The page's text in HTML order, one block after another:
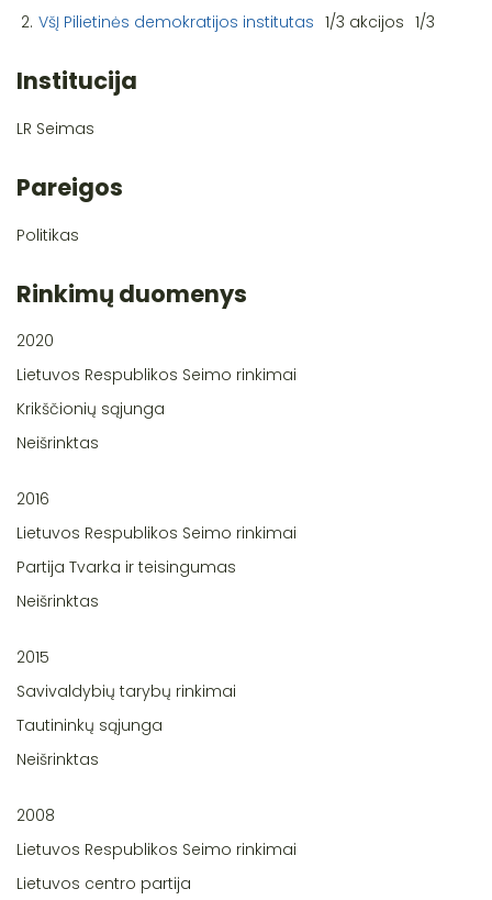
2. VšĮ Pilietinės demokratijos institutas 1/3 akcijos 1/3
Institucija
LR Seimas
Pareigos
Politikas
Rinkimų duomenys
2020
Lietuvos Respublikos Seimo rinkimai
Krikščionių sąjunga
Neišrinktas
2016
Lietuvos Respublikos Seimo rinkimai
Partija Tvarka ir teisingumas
Neišrinktas
2015
Savivaldybių tarybų rinkimai
Tautininkų sąjunga
Neišrinktas
2008
Lietuvos Respublikos Seimo rinkimai
Lietuvos centro partija